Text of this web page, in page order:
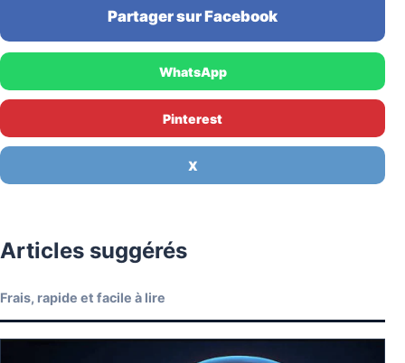
Partager sur Facebook
WhatsApp
Pinterest
X
Articles suggérés
Frais, rapide et facile à lire